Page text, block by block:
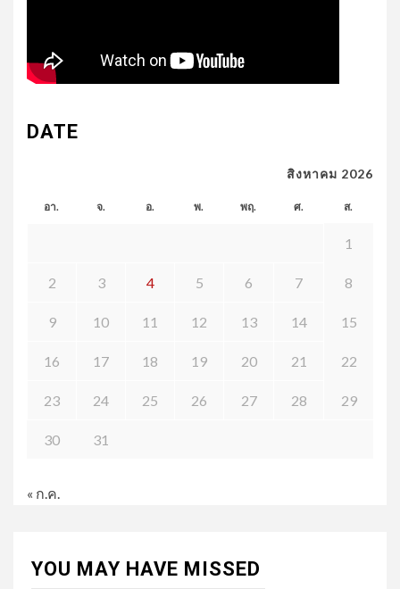
DATE
สิงหาคม 2026
อา. จ. อ. พ. พฤ. ศ. ส.
1
2 3 4 5 6 7 8
9 10 11 12 13 14 15
16 17 18 19 20 21 22
23 24 25 26 27 28 29
30 31
« ก.ค.
YOU MAY HAVE MISSED